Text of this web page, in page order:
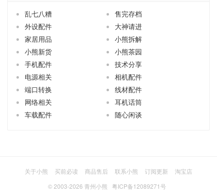
乱七八糟
售完存档
外设配件
大神请进
家居用品
小熊拆解
小熊新货
小熊茶园
手机配件
技术分享
电源相关
相机配件
端口转换
线材配件
网络相关
耳机话筒
车载配件
随心闲谈
关于小熊 买前必读 商品售后 联系小熊 订阅更新
淘宝店
© 2003-2026 青州小熊 粤ICP备12089271号